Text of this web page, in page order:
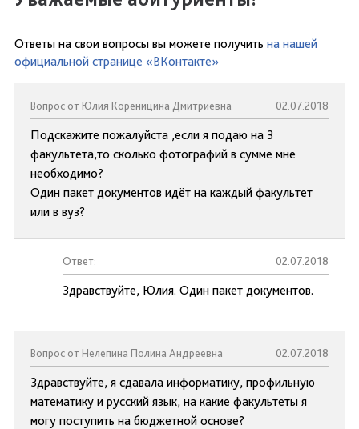
Ответы на свои вопросы вы можете получить на нашей
официальной странице «ВКонтакте»
Вопрос от Юлия Кореницина Дмитриевна 02.07.2018
Подскажите пожалуйста ,если я подаю на 3
факультета,то сколько фотографий в сумме мне
необходимо?
Один пакет документов идёт на каждый факультет
или в вуз?
Ответ: 02.07.2018
Здравствуйте, Юлия. Один пакет документов.
Вопрос от Нелепина Полина Андреевна 02.07.2018
Здравствуйте, я сдавала информатику, профильную
математику и русский язык, на какие факультеты я
могу поступить на бюджетной основе?